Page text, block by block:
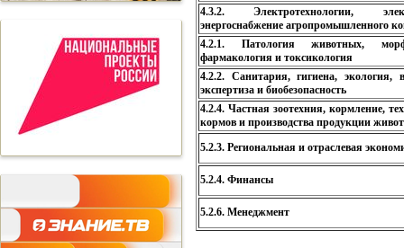
4.3.2. Электротехнологии,
энергоснабжение агропромышленного
4.2.1. Патология животных,
фармакология и токсикология
4.2.2. Санитария, гигиена, экология,
экспертиза и биобезопасность
4.2.4. Частная зоотехния, кормление,
кормов и производства продукции
5.2.3. Региональная и отраслевая
5.2.4. Финансы
5.2.6. Менеджмент